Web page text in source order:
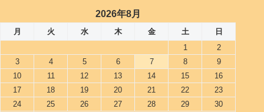
2026年8月
月 火 水 木 金 土
日
1
2
3
4 5 6 7 8
9
10
11 12 13 14 15
16
17
18 19 20 21 22
23
24
25 26 27 28 29 30